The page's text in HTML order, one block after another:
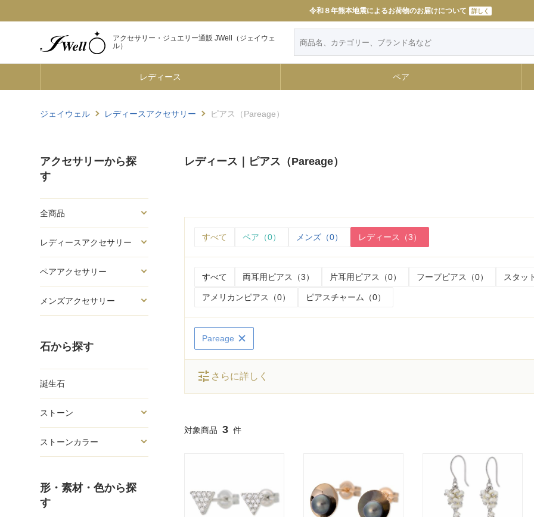
令和８年熊本地震によるお荷物のお届けについて 詳しく
アクセサリー・ジュエリー通販 JWell（ジェイウェ
ル）
レディース ペア
ジェイウェル レディースアクセサリー ピアス（Pareage）
アクセサリーから探
す
全商品
レディースアクセサリー
ペアアクセサリー
メンズアクセサリー
石から探す
誕生石
ストーン
ストーンカラー
形・素材・色から探
す
レディース｜ピアス（Pareage）
すべて ペア（0） メンズ（0） レディース（3）
すべて 両耳用ピアス（3） 片耳用ピアス（0） フープピアス（0） スタッ
アメリカンピアス（0） ピアスチャーム（0）
Pareage
tune さらに詳しく
3